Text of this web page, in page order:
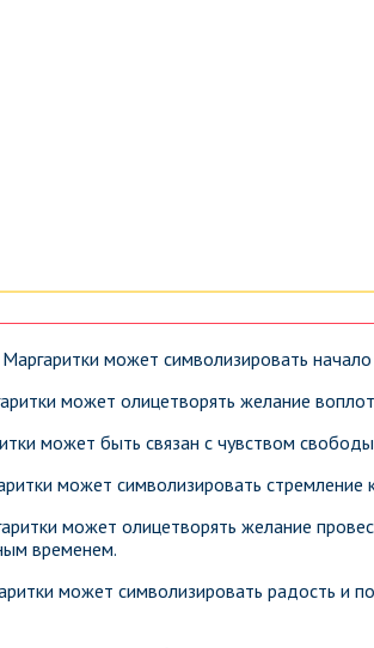
может символизировать
может олицетворять желание
может быть связан с чувством
может символизировать стремление
может олицетворять желание
временем.
может символизировать радость и